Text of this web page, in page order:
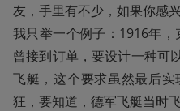
友，手里有不少，如果你感
我只举一个例子：1916年
曾接到订单，要设计一种可
飞艇，这个要求虽然最后
狂，要知道，德军飞艇当时